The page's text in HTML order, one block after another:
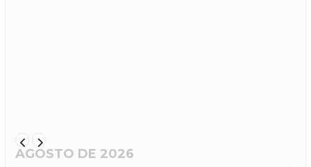
AGOSTO DE 2026